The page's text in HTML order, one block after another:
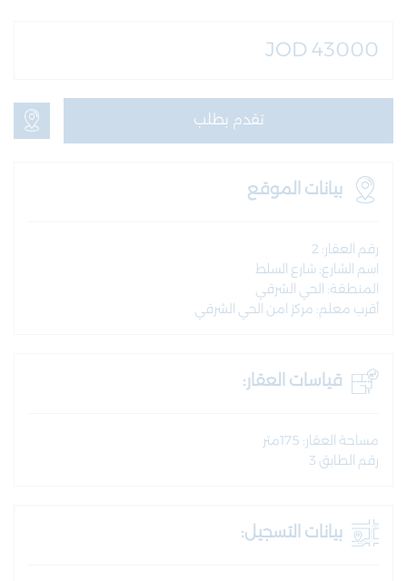
JOD 43000
تقدم بطلب
بيانات الموقع
رقم العقار: 2
اسم الشارع: شارع السلط
المنطقة: الحي الشرقي
أقرب معلم: مركز امن الحي الشرقي
قياسات العقار:
مساحة العقار: 175متر
رقم الطابق 3
بيانات التسجيل: